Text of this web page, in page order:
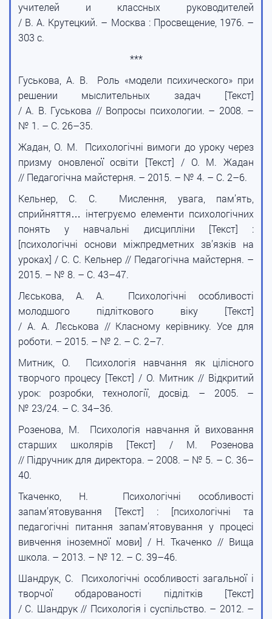
учителей и классных руководителей
/ В. А. Крутецкий. – Москва : Просвещение, 1976. –
303 с.
***
Гуськова, А. В. Роль «модели психического» при
решении мыслительных задач [Текст]
/ А. В. Гуськова // Вопросы психологии. – 2008. –
№ 1. – С. 26–35.
Жадан, О. М. Психологічні вимоги до уроку через
призму оновленої освіти [Текст] / О. М. Жадан
// Педагогічна майстерня. – 2015. – № 4. – С. 2–6.
Кельнер, С. С. Мислення, увага, пам’ять,
сприйняття… інтегруємо елементи психологічних
понять у навчальні дисципліни [Текст] :
[психологічні основи міжпредметних зв’язків на
уроках] / С. С. Кельнер // Педагогічна майстерня. –
2015. – № 8. – С. 43–47.
Лєськова, А. А. Психологічні особливості
молодшого підліткового віку [Текст]
/ А. А. Лєськова // Класному керівнику. Усе для
роботи. – 2015. – № 2. – С. 2–7.
Митник, О. Психологія навчання як цілісного
творчого процесу [Текст] / О. Митник // Відкритий
урок: розробки, технології, досвід. – 2005. –
№ 23/24. – С. 34–36.
Розенова, М. Психологія навчання й виховання
старших школярів [Текст] / М. Розенова
// Підручник для директора. – 2008. – № 5. – С. 36–
40.
Ткаченко, Н. Психологічні особливості
запам’ятовування [Текст] : [психологічні та
педагогічні питання запам’ятовування у процесі
вивчення іноземної мови] / Н. Ткаченко // Вища
школа. – 2013. – № 12. – С. 39–46.
Шандрук, С. Психологічні особливості загальної і
творчої обдарованості підлітків [Текст]
/ С. Шандрук // Психологія і суспільство. – 2012. –